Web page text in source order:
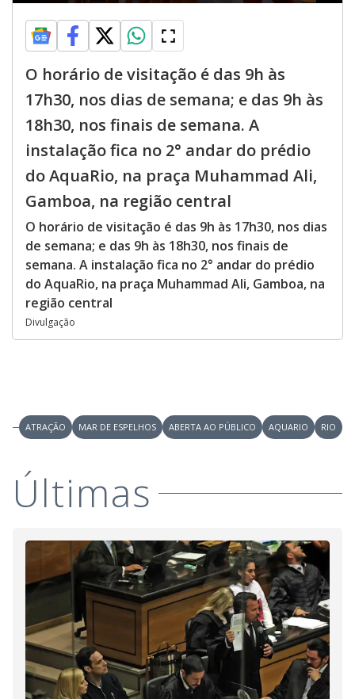
O horário de visitação é das 9h às
17h30, nos dias de semana; e das 9h às
18h30, nos finais de semana. A
instalação fica no 2° andar do prédio
do AquaRio, na praça Muhammad Ali,
Gamboa, na região central
O horário de visitação é das 9h às 17h30, nos dias
de semana; e das 9h às 18h30, nos finais de
semana. A instalação fica no 2° andar do prédio
do AquaRio, na praça Muhammad Ali, Gamboa, na
região central
Divulgação
ATRAÇÃO MAR DE ESPELHOS ABERTA AO PÚBLICO AQUARIO RIO
Últimas